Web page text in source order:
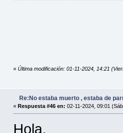
« Última modificación: 01-11-2024, 14:21
Re:No estaba muerto , estaba de
« Respuesta #46 en: 02-11-2024, 09:01
Hola.